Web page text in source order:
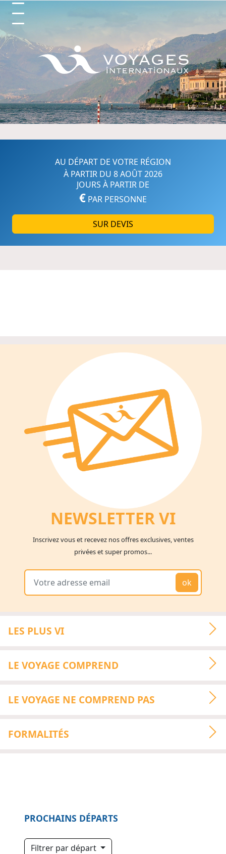
Circuits et Séjours en France,
AU DÉPART DE VOTRE RÉGION
À PARTIR DU 8 AOÛT 2026
JOURS À PARTIR DE
€ PAR PERSONNE
SUR DEVIS
NEWSLETTER VI
Inscrivez vous et recevez nos offres exclusives, ventes
privées et super promos...
ok
LES PLUS VI
LE VOYAGE COMPREND
LE VOYAGE NE COMPREND PAS
FORMALITÉS
PROCHAINS DÉPARTS
Filtrer par départ